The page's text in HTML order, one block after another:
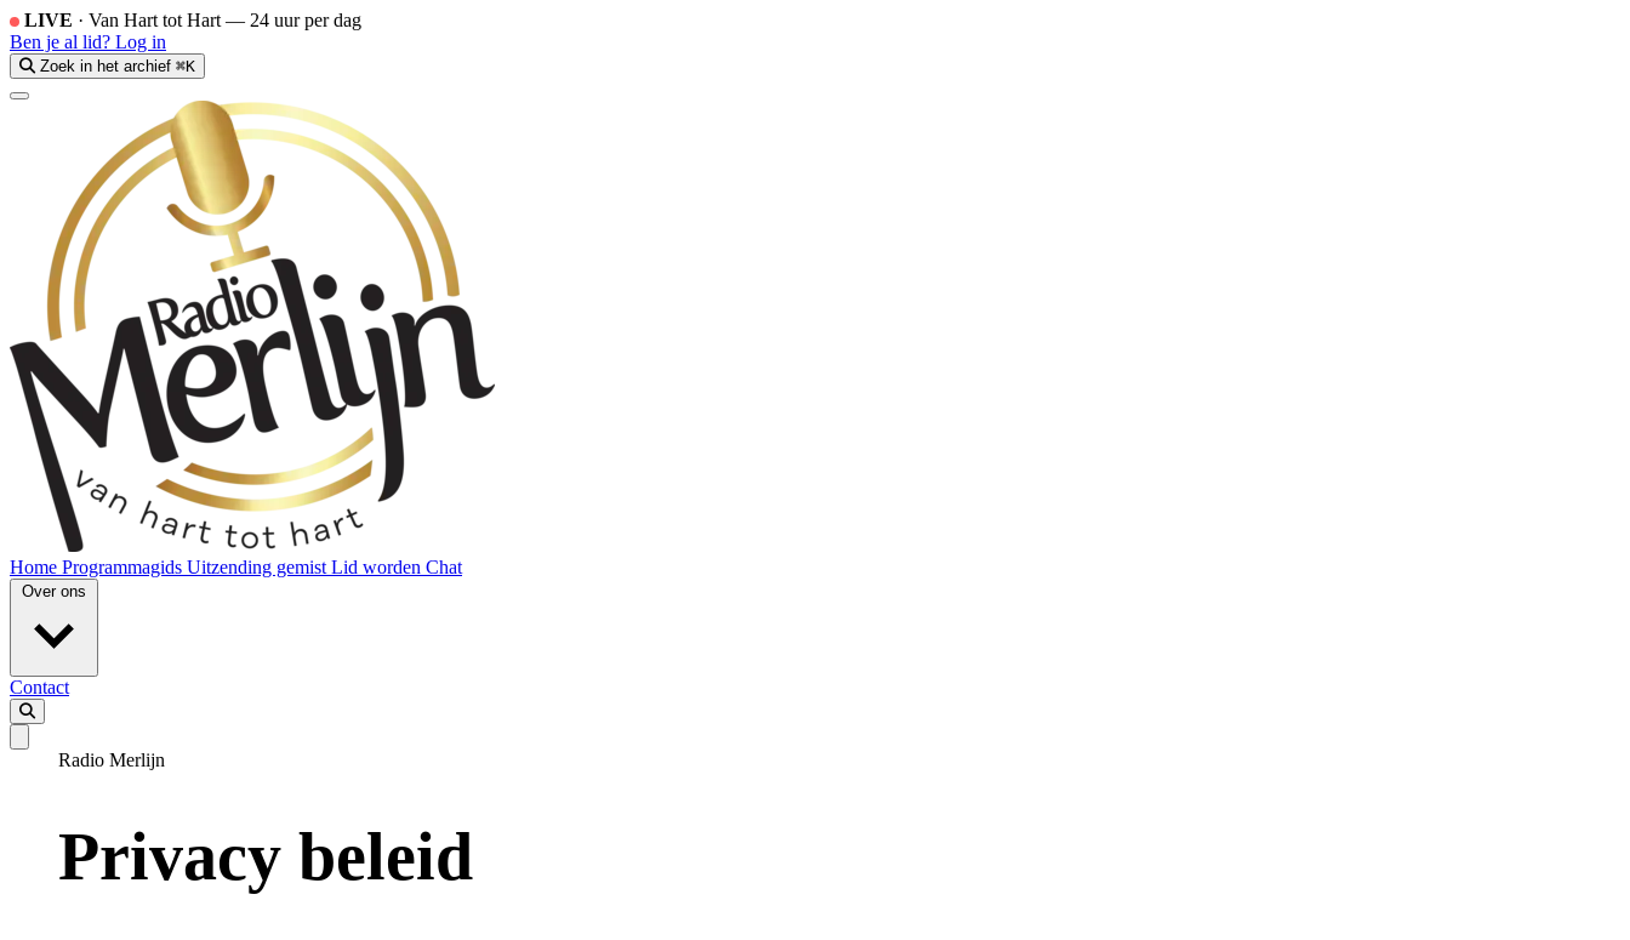
LIVE · Van Hart tot Hart — 24 uur per dag
Ben je al lid? Log in
Zoek in het archief ⌘K
Home Programmagids Uitzending gemist Lid worden Chat
Over ons
Contact
Radio Merlijn
Privacy beleid